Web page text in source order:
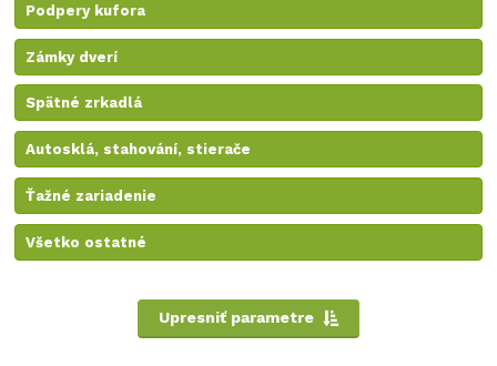
Podpery kufora
Zámky dverí
Spätné zrkadlá
Autosklá, stahování, stierače
Ťažné zariadenie
Všetko ostatné
Upresniť parametre